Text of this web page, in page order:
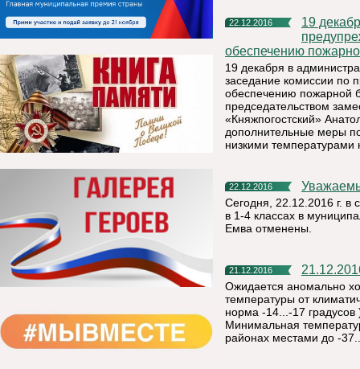
22.12.2016
19 декабря стоялось внеочередное заседание комиссии по
обеспечению
19 декабря в
заседание комиссии по
обеспечению пожарной
председательством
«Княжпогостский»
дополнительные меры
низкими температурами
22.12.2016
Сегодня, 22.12.2016 г. в
в 1-4 классах в
Емва отменены.
21.12.2016
Ожидается аномально
температуры от
норма -14...-17 градусов
Минимальная
районах местами до -